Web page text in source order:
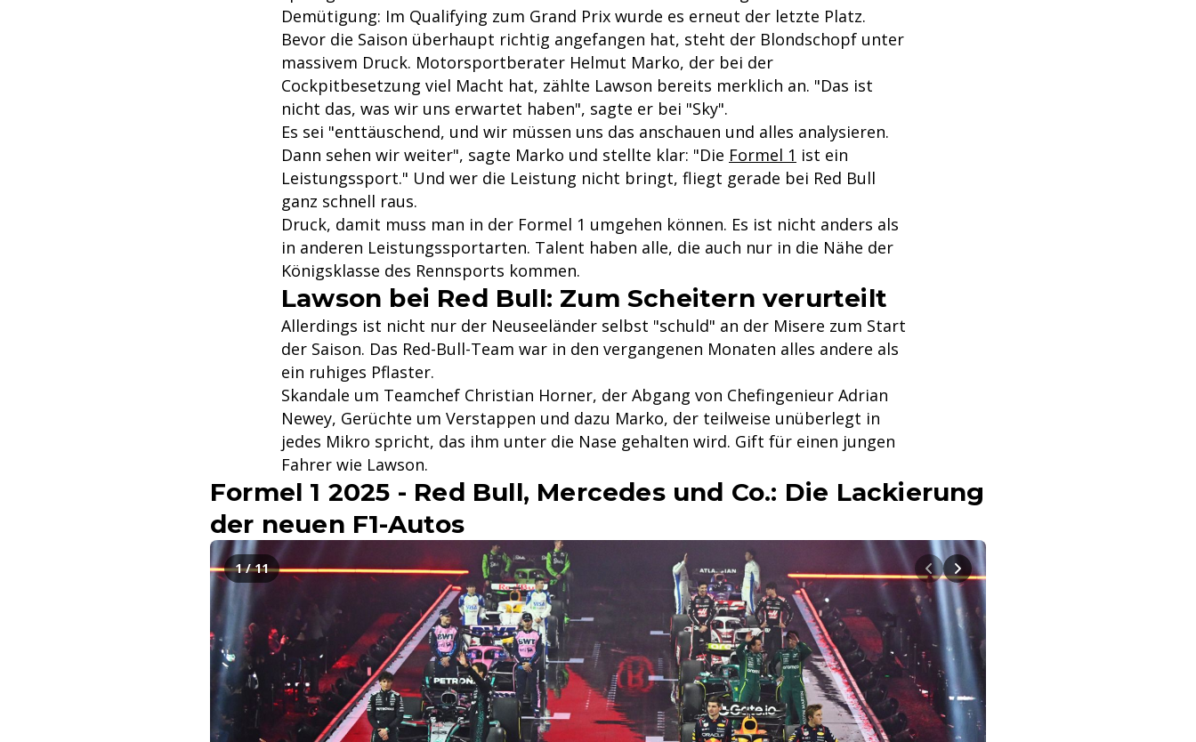
Demütigung: Im Qualifying zum Grand Prix wurde es erneut der letzte Platz.
Bevor die Saison überhaupt richtig angefangen hat, steht der Blondschopf unter
massivem Druck. Motorsportberater Helmut Marko, der bei der
Cockpitbesetzung viel Macht hat, zählte Lawson bereits merklich an. "Das ist
nicht das, was wir uns erwartet haben", sagte er bei "Sky".
Es sei "enttäuschend, und wir müssen uns das anschauen und alles analysieren.
Dann sehen wir weiter", sagte Marko und stellte klar: "Die Formel 1 ist ein
Leistungssport." Und wer die Leistung nicht bringt, fliegt gerade bei Red Bull
ganz schnell raus.
Druck, damit muss man in der Formel 1 umgehen können. Es ist nicht anders als
in anderen Leistungssportarten. Talent haben alle, die auch nur in die Nähe der
Königsklasse des Rennsports kommen.
Lawson bei Red Bull: Zum Scheitern verurteilt
Allerdings ist nicht nur der Neuseeländer selbst "schuld" an der Misere zum Start
der Saison. Das Red-Bull-Team war in den vergangenen Monaten alles andere als
ein ruhiges Pflaster.
Skandale um Teamchef Christian Horner, der Abgang von Chefingenieur Adrian
Newey, Gerüchte um Verstappen und dazu Marko, der teilweise unüberlegt in
jedes Mikro spricht, das ihm unter die Nase gehalten wird. Gift für einen jungen
Fahrer wie Lawson.
Formel 1 2025 - Red Bull, Mercedes und Co.: Die Lackierung
der neuen F1-Autos
1 / 11